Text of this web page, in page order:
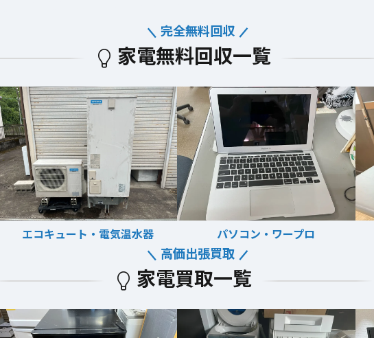
家電無料回収一覧
完全無料回収
エコキュート・電気温水器 パソコン・ワープロ
家電買取一覧
高価出張買取